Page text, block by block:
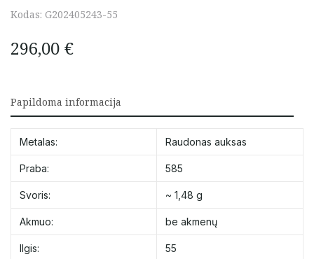
Kodas: G202405243-55
296,00 €
Papildoma informacija
Metalas: Raudonas auksas
Praba: 585
Svoris: ~ 1,48 g
Akmuo: be akmenų
Ilgis: 55